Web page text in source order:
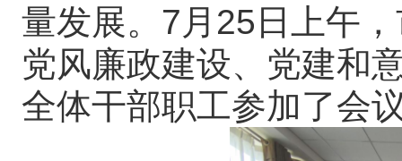
量发展。7月25日上午
党风廉政建设、党建和
全体干部职工参加了会